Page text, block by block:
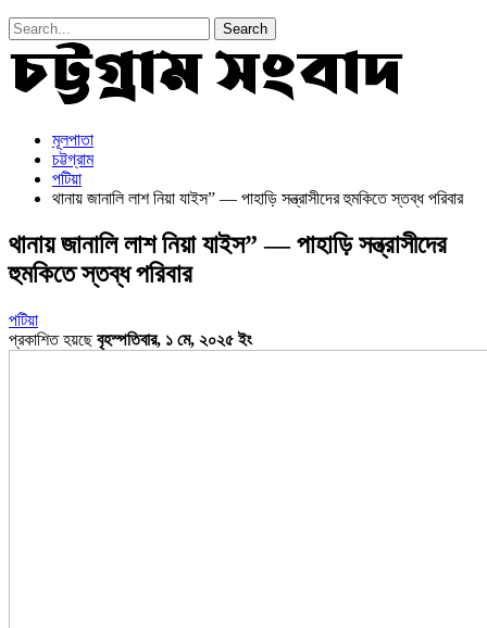
মূলপাতা
চট্টগ্রাম
পটিয়া
থানায় জানালি লাশ নিয়া যাইস” — পাহাড়ি সন্ত্রাসীদের হুমকিতে স্তব্ধ পরিবার
থানায় জানালি লাশ নিয়া যাইস” — পাহাড়ি সন্ত্রাসীদের
হুমকিতে স্তব্ধ পরিবার
পটিয়া
প্রকাশিত হয়ছেবৃহস্পতিবার, ১ মে, ২০২৫ ইং